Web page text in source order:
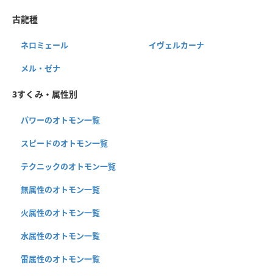
古龍種
ネロミェール イヴェルカーナ
メル・ゼナ
3すくみ・属性別
パワーのオトモン一覧
スピードのオトモン一覧
テクニックのオトモン一覧
無属性のオトモン一覧
火属性のオトモン一覧
水属性のオトモン一覧
雷属性のオトモン一覧